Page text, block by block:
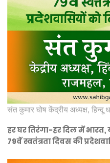
संत कुमार घोष केंद्रीय अध्यक्ष, हिन्दू
हर घर तिरंगा-हर दिल में
79वें स्वतंत्रता दिवस की